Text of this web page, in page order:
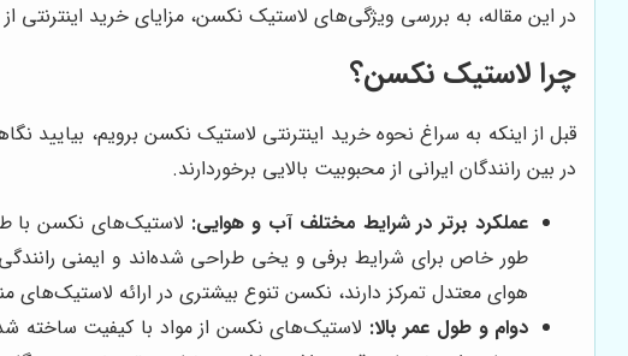
در این مقاله، به بررسی ویژگی‌های لاستیک نکسن، مزایای خرید اینترنتی از
چرا لاستیک نکسن؟
قبل از اینکه به سراغ نحوه خرید اینترنتی لاستیک نکسن برویم، بیایید
در بین رانندگان ایرانی از محبوبیت بالایی برخوردارند.
عملکرد برتر در شرایط مختلف آب و هوایی: لاستیک‌های نکسن با
طور خاص برای شرایط برفی و یخی طراحی شده‌اند و ایمنی
هوای معتدل تمرکز دارند، نکسن تنوع بیشتری در ارائه
دوام و طول عمر بالا: لاستیک‌های نکسن از مواد با کیفیت ساخته